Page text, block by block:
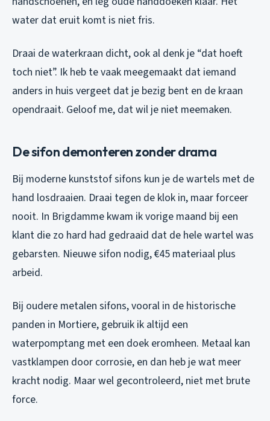
water dat eruit komt is niet fris.
Draai de waterkraan dicht, ook al denk je “dat hoeft
toch niet”. Ik heb te vaak meegemaakt dat iemand
anders in huis vergeet dat je bezig bent en de kraan
opendraait. Geloof me, dat wil je niet meemaken.
De sifon demonteren zonder drama
Bij moderne kunststof sifons kun je de wartels met de
hand losdraaien. Draai tegen de klok in, maar forceer
nooit. In Brigdamme kwam ik vorige maand bij een
klant die zo hard had gedraaid dat de hele wartel was
gebarsten. Nieuwe sifon nodig, €45 materiaal plus
arbeid.
Bij oudere metalen sifons, vooral in de historische
panden in Mortiere, gebruik ik altijd een
waterpomptang met een doek eromheen. Metaal kan
vastklampen door corrosie, en dan heb je wat meer
kracht nodig. Maar wel gecontroleerd, niet met brute
force.